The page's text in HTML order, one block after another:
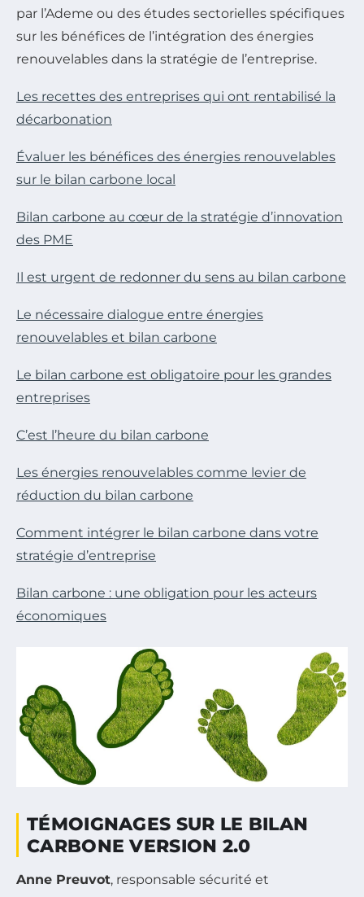
par l’Ademe ou des études sectorielles spécifiques
sur les bénéfices de l’intégration des énergies
renouvelables dans la stratégie de l’entreprise.
Les recettes des entreprises qui ont rentabilisé la
décarbonation
Évaluer les bénéfices des énergies renouvelables
sur le bilan carbone local
Bilan carbone au cœur de la stratégie d’innovation
des PME
Il est urgent de redonner du sens au bilan carbone
Le nécessaire dialogue entre énergies
renouvelables et bilan carbone
Le bilan carbone est obligatoire pour les grandes
entreprises
C’est l’heure du bilan carbone
Les énergies renouvelables comme levier de
réduction du bilan carbone
Comment intégrer le bilan carbone dans votre
stratégie d’entreprise
Bilan carbone : une obligation pour les acteurs
économiques
TÉMOIGNAGES SUR LE BILAN
CARBONE VERSION 2.0
Anne Preuvot, responsable sécurité et